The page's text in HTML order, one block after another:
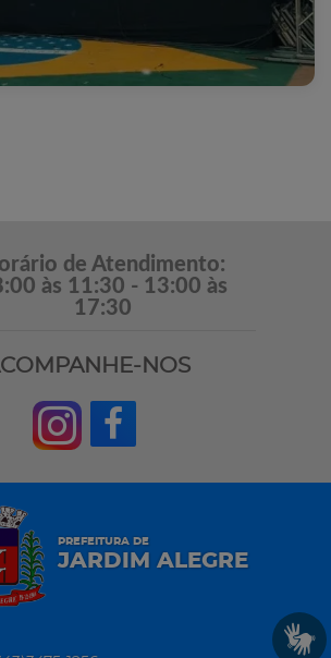
de Atendimento:
às 11:30 - 13:00 às
17:30
NOS
PREFEITURA DE
JARDIM ALEGRE